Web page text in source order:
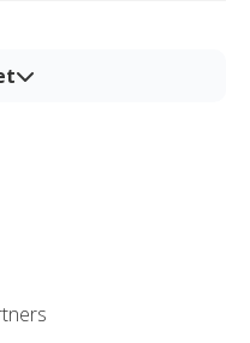
granskningsprocess.
kostnader och
redaktionell analys.
kreditkort.